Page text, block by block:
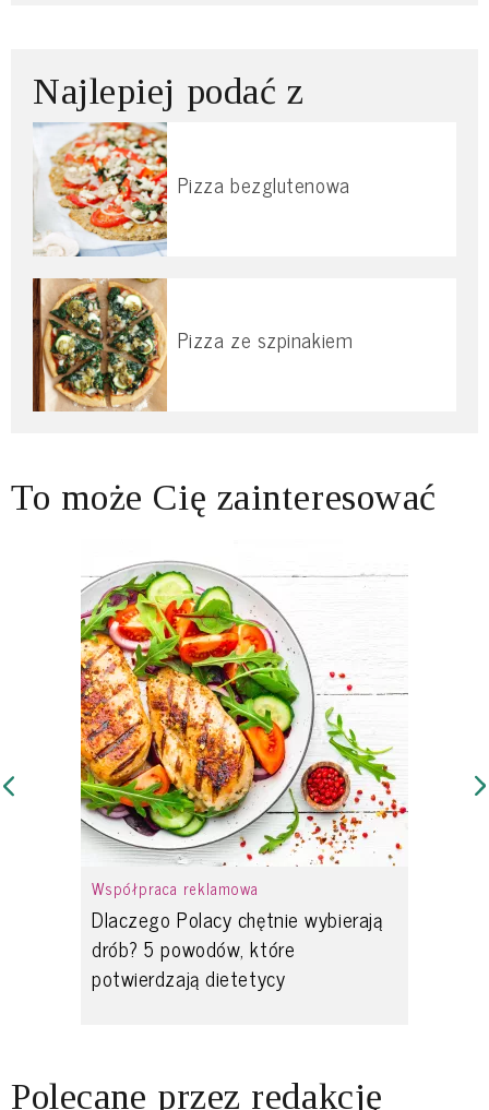
Najlepiej podać z
Pizza bezglutenowa
Pizza ze szpinakiem
To może Cię zainteresować
Współpraca reklamowa
Dlaczego Polacy chętnie wybierają
drób? 5 powodów, które
potwierdzają dietetycy
Polecane przez redakcję